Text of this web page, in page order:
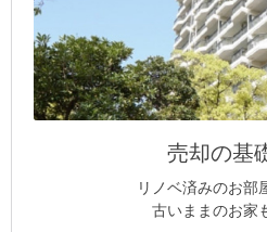
売却の基
リノベ済みのお部
古いままのお家